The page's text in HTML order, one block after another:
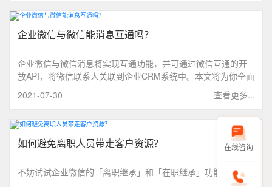
企业微信与微信能消息互通吗？
企业微信与微信消息将实现互通功能，并可通过微信互通的开
放API，将微信联系人关联到企业CRM系统中。本文将为你全面
解析企业微信外部联系人功能、该功能所有的更新以及使用方
法，为你提供参考。
查看更多...
2021-07-30
如何避免离职人员带走客户资源？
不妨试试企业微信的「离职继承」和「在职继承」功能。
在线咨询